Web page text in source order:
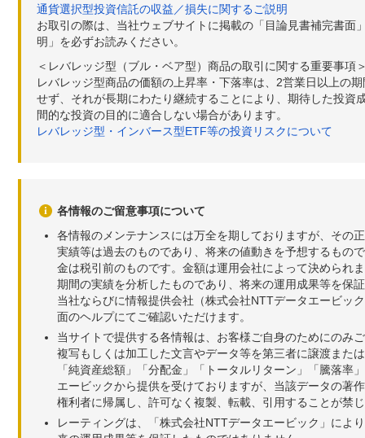
通貨選択型投資信託の収益／損失に関するご説明
お取引の際は、当社ウェブサイトに掲載の「目論見書補完書
明」を必ずお読みください。
＜レバレッジ型（ブル・ベア型）商品の取引に関する重要事項
レバレッジ型商品の価額の上昇率・下落率は、2営業日以上の
せず、それが長期にわたり継続することにより、期待した投
間的な投資の目的に適合しない場合があります。
レバレッジ型・インバース型ETF等の投資リスクについて
各情報のご留意事項について
各情報のメンテナンスには万全を期しておりますが、その
実績等は過去のものであり、将来の値動きを予想するもの
金は税引前のものです。金額は運用会社によって決められ
期間の実績を分析したものであり、将来の運用成果等を保
当社ならびに情報提供会社（株式会社NTTデータエービッ
面のヘルプにてご確認いただけます。
当サイトで提供する各情報は、お客様ご自身のためにのみ
複写もしくは加工した文言やデータ等を第三者に譲渡また
「純資産総額」「分配金」「トータルリターン」「騰落
エービックから提供を受けておりますが、当該データの著
権利者に帰属し、許可なく複製、転載、引用することが禁
レーティングは、「株式会社NTTデータエービック」によ